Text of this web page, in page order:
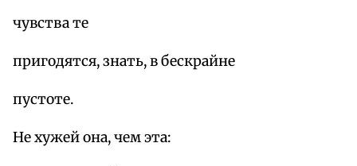
чувства те
пригодятся, знать, в бескрайне
пустоте.
Не хужей она, чем эта: